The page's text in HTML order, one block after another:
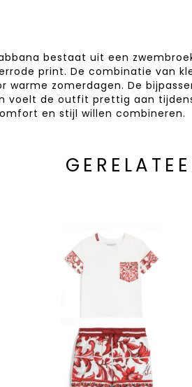
bestaat uit een
print. De combinatie van
warme zomerdagen. De
voelt de outfit prettig aan
en stijl willen combineren.